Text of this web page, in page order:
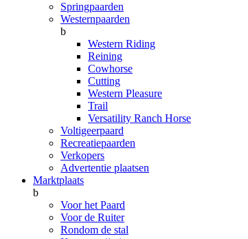
Springpaarden
Westernpaarden
b
Western Riding
Reining
Cowhorse
Cutting
Western Pleasure
Trail
Versatility Ranch Horse
Voltigeerpaard
Recreatiepaarden
Verkopers
Advertentie plaatsen
Marktplaats
b
Voor het Paard
Voor de Ruiter
Rondom de stal